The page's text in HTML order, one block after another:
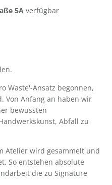
5A verfügbar
Waste'-Ansatz begonnen,
Von Anfang an haben wir
bewussten
Abfall zu
Atelier wird gesammelt und
So entstehen absolute
die zu Signature